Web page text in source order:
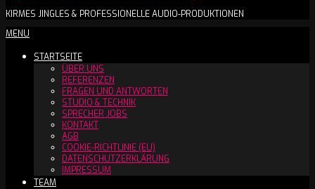
DCW
BOOKINGS™
KIRMES JINGLES & PROFESSIONELLE AUDIO-PRODUKTIONEN
Secondary
Menu
MENU
STARTSEITE
ÜBER UNS
REFERENZEN
FRAGEN UND ANTWORTEN
STUDIO & TECHNIK
SPRECHER JOBS
KONTAKT
AGB
COOKIE-RICHTLINIE (EU)
DATENSCHUTZERKLÄRUNG
IMPRESSUM
TEAM